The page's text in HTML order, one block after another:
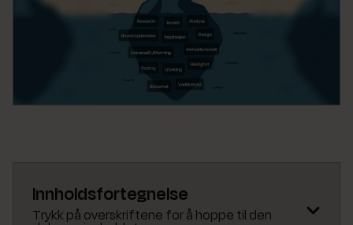
Innholdsfortegnelse